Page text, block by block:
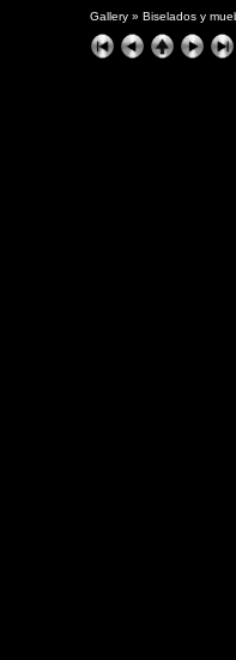
Gallery » Biselados y